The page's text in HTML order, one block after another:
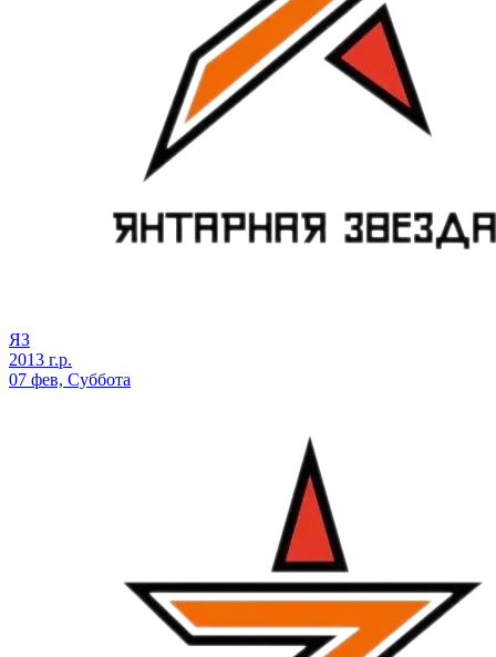
ЯЗ
2013 г.р.
07 фев, Суббота